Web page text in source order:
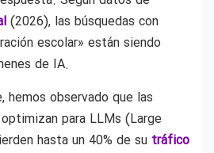
(2026), las búsquedas con
escolar» están siendo
de IA.
hemos observado que las
para LLMs (Large
hasta un 40% de su tráfico